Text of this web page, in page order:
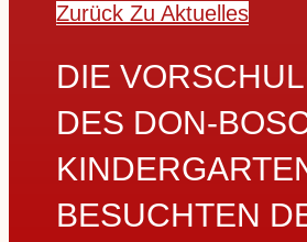
Zurück Zu Aktuelles
DIE
DES DON-
BESUCHTEN